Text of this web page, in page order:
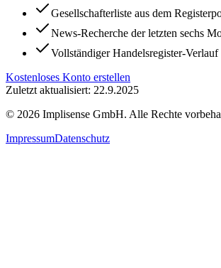
Gesellschafterliste aus dem
News-Recherche der letzten sechs
Vollständiger Handelsregister-Verlauf
Kostenloses Konto erstellen
Zuletzt aktualisiert: 22.9.2025
© 2026 Implisense GmbH. Alle Rechte
ImpressumDatenschutz